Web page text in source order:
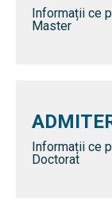
Informații ce
Master
Informații ce
Doctorat